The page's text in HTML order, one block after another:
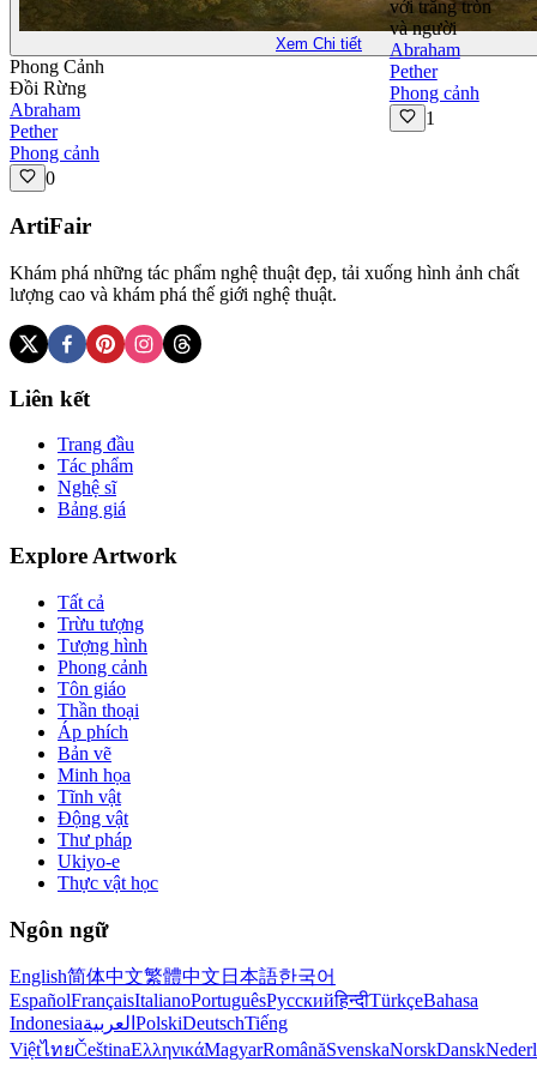
Xem Chi tiết
Phong Cảnh
Đồi Rừng
Abraham
Pether
Phong cảnh
0
với trăng tròn
và người
Abraham
Pether
Phong cảnh
1
ArtiFair
Khám phá những tác phẩm nghệ thuật đẹp, tải xuống hình ảnh chất
lượng cao và khám phá thế giới nghệ thuật.
Liên kết
Trang đầu
Tác phẩm
Nghệ sĩ
Bảng giá
Explore Artwork
Tất cả
Trừu tượng
Tượng hình
Phong cảnh
Tôn giáo
Thần thoại
Áp phích
Bản vẽ
Minh họa
Tĩnh vật
Động vật
Thư pháp
Ukiyo-e
Thực vật học
Ngôn ngữ
English简体中文繁體中文 日本語한국어
EspañolFrançaisItalianoPortuguêsРусскийहिन्दीTürkçeBahasa
Indonesiaالعربية PolskiDeutschTiếng
ViệtไทยČeštinaΕλληνικάMagyarRomânăSvenskaNorskDansk